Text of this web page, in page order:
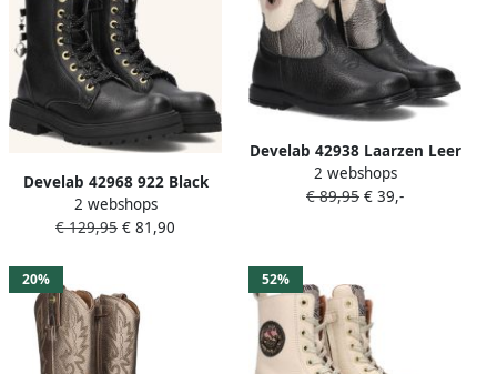
Develab 42968 922 Black
Meisjes Veterboots Zwart
2 webshops
€ 129,95 € 81,90
Develab 42938 Laarzen Leer
Unisex Zwart
2 webshops
€ 89,95 € 39,-
20% 52%